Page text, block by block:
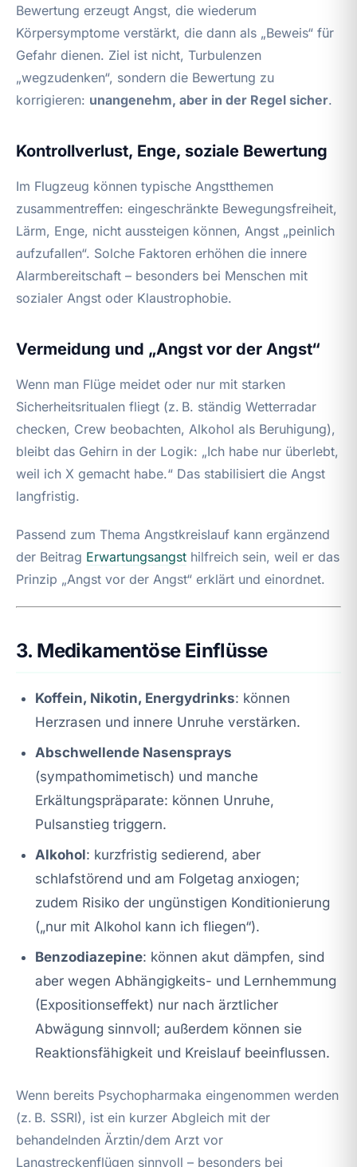
Bewertung erzeugt Angst, die wiederum
Körpersymptome verstärkt, die dann als „Beweis“ für
Gefahr dienen. Ziel ist nicht, Turbulenzen
„wegzudenken“, sondern die Bewertung zu
korrigieren: unangenehm, aber in der Regel sicher.
Kontrollverlust, Enge, soziale Bewertung
Im Flugzeug können typische Angstthemen
zusammentreffen: eingeschränkte Bewegungsfreiheit,
Lärm, Enge, nicht aussteigen können, Angst „peinlich
aufzufallen“. Solche Faktoren erhöhen die innere
Alarmbereitschaft – besonders bei Menschen mit
sozialer Angst oder Klaustrophobie.
Vermeidung und „Angst vor der Angst“
Wenn man Flüge meidet oder nur mit starken
Sicherheitsritualen fliegt (z. B. ständig Wetterradar
checken, Crew beobachten, Alkohol als Beruhigung),
bleibt das Gehirn in der Logik: „Ich habe nur überlebt,
weil ich X gemacht habe.“ Das stabilisiert die Angst
langfristig.
Passend zum Thema Angstkreislauf kann ergänzend
der Beitrag Erwartungsangst hilfreich sein, weil er das
Prinzip „Angst vor der Angst“ erklärt und einordnet.
3. Medikamentöse Einflüsse
Koffein, Nikotin, Energydrinks: können
Herzrasen und innere Unruhe verstärken.
Abschwellende Nasensprays
(sympathomimetisch) und manche
Erkältungspräparate: können Unruhe,
Pulsanstieg triggern.
Alkohol: kurzfristig sedierend, aber
schlafstörend und am Folgetag anxiogen;
zudem Risiko der ungünstigen Konditionierung
(„nur mit Alkohol kann ich fliegen“).
Benzodiazepine: können akut dämpfen, sind
aber wegen Abhängigkeits- und Lernhemmung
(Expositionseffekt) nur nach ärztlicher
Abwägung sinnvoll; außerdem können sie
Reaktionsfähigkeit und Kreislauf beeinflussen.
Wenn bereits Psychopharmaka eingenommen werden
(z. B. SSRI), ist ein kurzer Abgleich mit der
behandelnden Ärztin/dem Arzt vor
Langstreckenflügen sinnvoll – besonders bei